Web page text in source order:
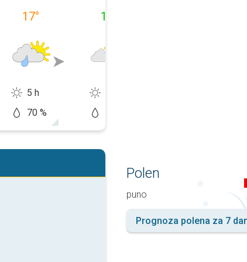
17°
5 h
70 %
13
Polen
puno
Prognoza polena za 7